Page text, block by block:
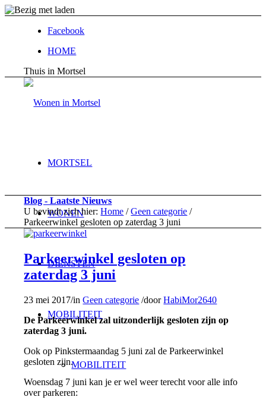
Facebook
HOME
Thuis in Mortsel
MORTSEL
WONEN
DIENSTEN
MOBILITEIT
MOBILITEIT
Blog - Laatste Nieuws
U bevindt zich hier: Home / Geen categorie /
Parkeerwinkel gesloten op zaterdag 3 juni
Parkeerwinkel gesloten op
zaterdag 3 juni
23 mei 2017/inGeen categorie /doorHabiMor2640
De Parkeerwinkel zal uitzonderlijk gesloten zijn op
zaterdag 3 juni.
Ook op Pinkstermaandag 5 juni zal de Parkeerwinkel
gesloten zijn.
Woensdag 7 juni kan je er wel weer terecht voor alle info
over parkeren: